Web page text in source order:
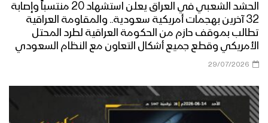
الحشد الشعبي في العراق يعلن استشهاد 20 منتسباً وإصابة
32 آخرين بهجمات أمريكية سعودية.. والمقاومة العراقية
تطالب بموقف حازم من الحكومة العراقية لطرد المحتل
الأمريكي وقطع جميع أشكال التعاون مع النظام السعودي
29/07/2026